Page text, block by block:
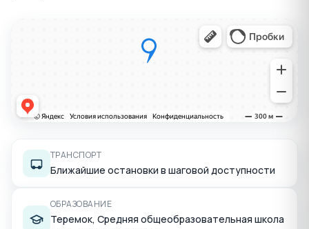
ТРАНСПОРТ
Ближайшие остановки в шаговой доступности
ОБРАЗОВАНИЕ
Теремок, Средняя общеобразовательная школа